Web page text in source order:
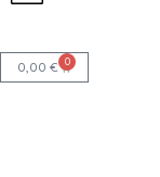
0,00 € 0
Cart